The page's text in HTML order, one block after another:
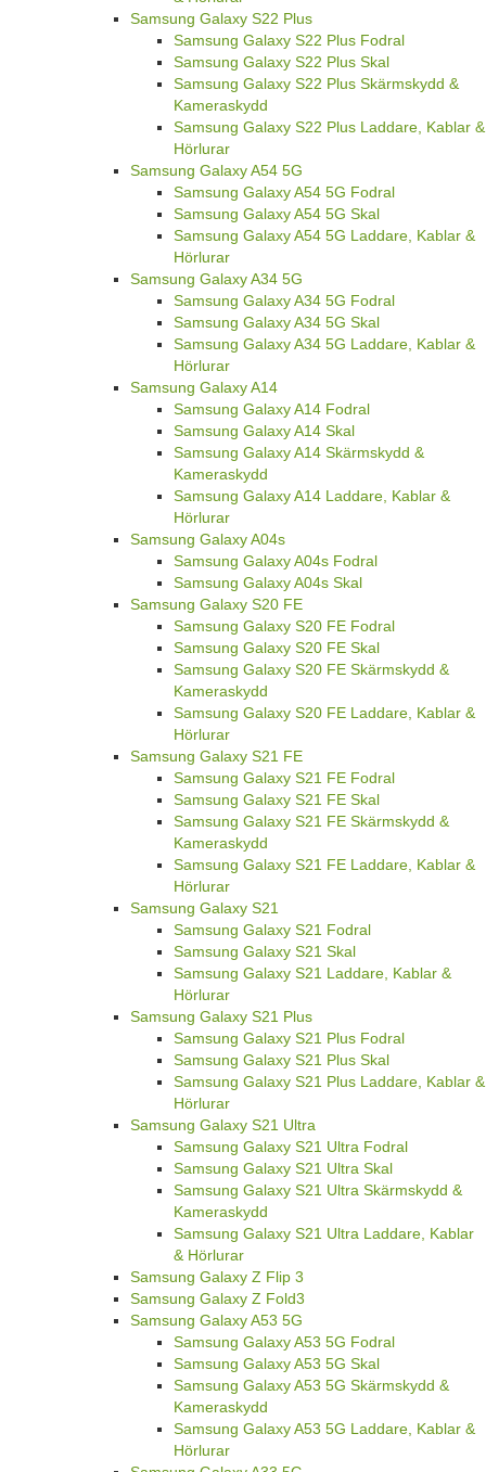
Samsung Galaxy S22 Plus
Samsung Galaxy S22 Plus Fodral
Samsung Galaxy S22 Plus Skal
Samsung Galaxy S22 Plus Skärmskydd &
Kameraskydd
Samsung Galaxy S22 Plus Laddare, Kablar &
Hörlurar
Samsung Galaxy A54 5G
Samsung Galaxy A54 5G Fodral
Samsung Galaxy A54 5G Skal
Samsung Galaxy A54 5G Laddare, Kablar &
Hörlurar
Samsung Galaxy A34 5G
Samsung Galaxy A34 5G Fodral
Samsung Galaxy A34 5G Skal
Samsung Galaxy A34 5G Laddare, Kablar &
Hörlurar
Samsung Galaxy A14
Samsung Galaxy A14 Fodral
Samsung Galaxy A14 Skal
Samsung Galaxy A14 Skärmskydd &
Kameraskydd
Samsung Galaxy A14 Laddare, Kablar &
Hörlurar
Samsung Galaxy A04s
Samsung Galaxy A04s Fodral
Samsung Galaxy A04s Skal
Samsung Galaxy S20 FE
Samsung Galaxy S20 FE Fodral
Samsung Galaxy S20 FE Skal
Samsung Galaxy S20 FE Skärmskydd &
Kameraskydd
Samsung Galaxy S20 FE Laddare, Kablar &
Hörlurar
Samsung Galaxy S21 FE
Samsung Galaxy S21 FE Fodral
Samsung Galaxy S21 FE Skal
Samsung Galaxy S21 FE Skärmskydd &
Kameraskydd
Samsung Galaxy S21 FE Laddare, Kablar &
Hörlurar
Samsung Galaxy S21
Samsung Galaxy S21 Fodral
Samsung Galaxy S21 Skal
Samsung Galaxy S21 Laddare, Kablar &
Hörlurar
Samsung Galaxy S21 Plus
Samsung Galaxy S21 Plus Fodral
Samsung Galaxy S21 Plus Skal
Samsung Galaxy S21 Plus Laddare, Kablar &
Hörlurar
Samsung Galaxy S21 Ultra
Samsung Galaxy S21 Ultra Fodral
Samsung Galaxy S21 Ultra Skal
Samsung Galaxy S21 Ultra Skärmskydd &
Kameraskydd
Samsung Galaxy S21 Ultra Laddare, Kablar
& Hörlurar
Samsung Galaxy Z Flip 3
Samsung Galaxy Z Fold3
Samsung Galaxy A53 5G
Samsung Galaxy A53 5G Fodral
Samsung Galaxy A53 5G Skal
Samsung Galaxy A53 5G Skärmskydd &
Kameraskydd
Samsung Galaxy A53 5G Laddare, Kablar &
Hörlurar